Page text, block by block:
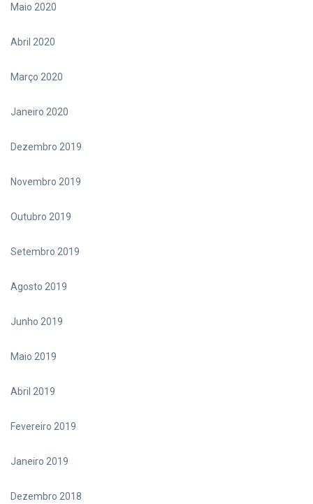
Maio 2020
Abril 2020
Março 2020
Janeiro 2020
Dezembro 2019
Novembro 2019
Outubro 2019
Setembro 2019
Agosto 2019
Junho 2019
Maio 2019
Abril 2019
Fevereiro 2019
Janeiro 2019
Dezembro 2018